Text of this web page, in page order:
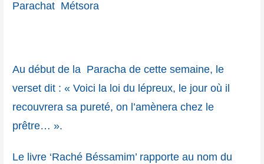
Parachat Métsora
Au début de la Paracha de cette semaine, le
verset dit : « Voici la loi du lépreux, le jour où il
recouvrera sa pureté, on l’amènera chez le
prêtre… ».
Le livre ‘Raché Béssamim’ rapporte au nom du